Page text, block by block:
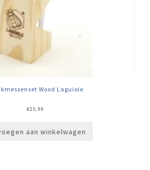
Wood Laguiole
€25,99
aan winkelwagen